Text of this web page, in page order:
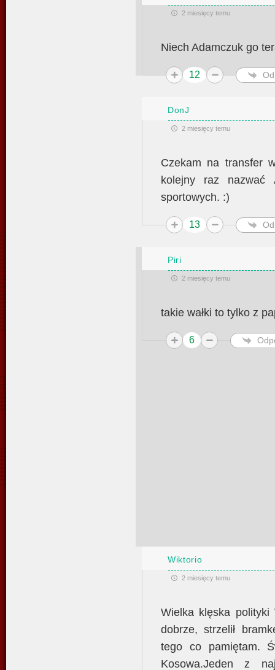
2 miesięcy temu
Niech Adamczuk go
12
DonJ
2 miesięcy temu
Czekam na transfer
kolejny raz nazwać
sportowych. :)
13
Piri
2 miesięcy temu
takie wałki to tylko z
6
Wiktorio
2 miesięcy temu
Wielka klęska polityki
dobrze, strzelił
tego co pamiętam.
Kosowa.Jeden z